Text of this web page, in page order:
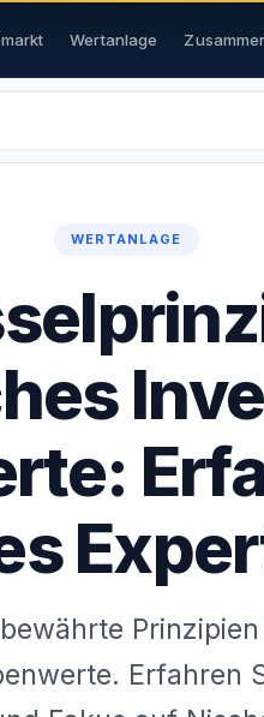
Wertanlage
WERTANLAGE
Erfahren